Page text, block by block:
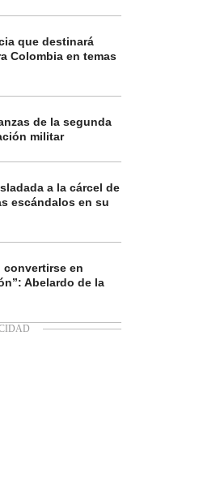
que destinará
Colombia en temas
de la segunda
militar
a la cárcel de
escándalos en su
convertirse en
Abelardo de la